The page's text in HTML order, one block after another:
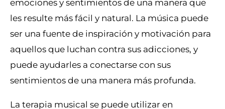
les resulte más fácil y natural. La música puede
ser una fuente de inspiración y motivación para
aquellos que luchan contra sus adicciones, y
puede ayudarles a conectarse con sus
sentimientos de una manera más profunda.
La terapia musical se puede utilizar en